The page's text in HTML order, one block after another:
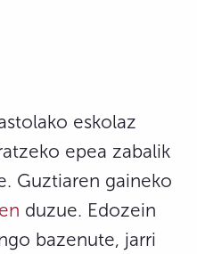
eskolaz
epea zabalik
Guztiaren gaineko
duzue. Edozein
bazenute, jarri